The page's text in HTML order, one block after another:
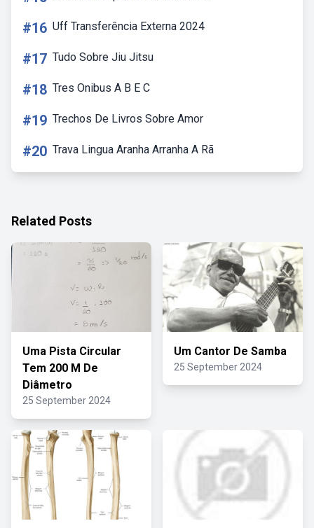
#16 Uff Transferência Externa 2024
#17 Tudo Sobre Jiu Jitsu
#18 Tres Onibus A B E C
#19 Trechos De Livros Sobre Amor
#20 Trava Lingua Aranha Arranha A Rã
Related Posts
Uma Pista Circular
Tem 200 M De
Diâmetro
25 September 2024
Um Cantor De Samba
25 September 2024